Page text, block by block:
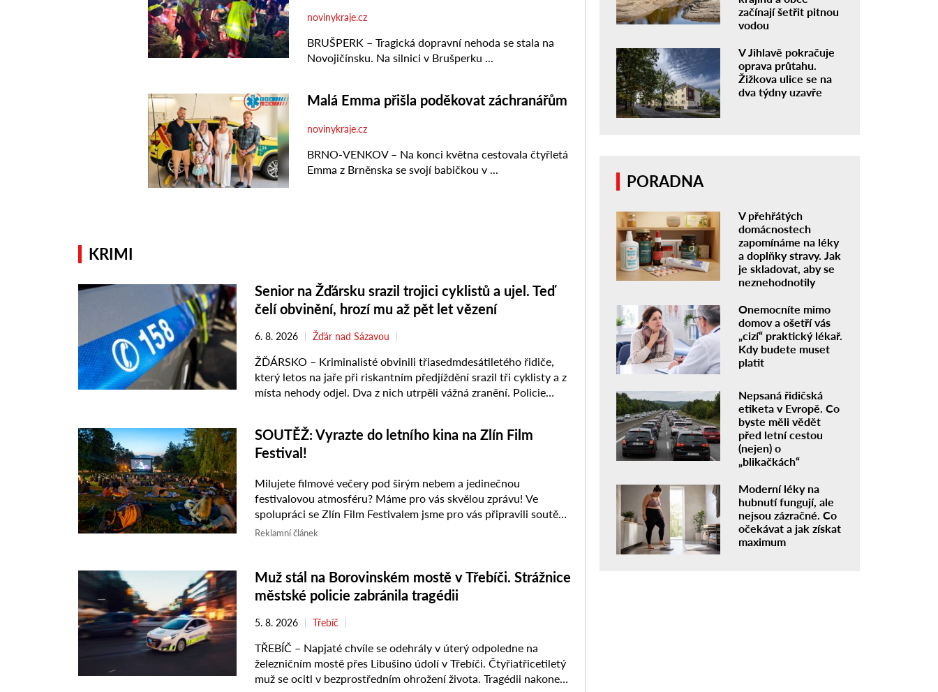
KRIMI
Senior na Žďársku srazil trojici cyklistů a ujel. Teď
čelí obvinění, hrozí mu až pět let vězení
6. 8. 2026 Žďár nad Sázavou
ŽĎÁRSKO – Kriminalisté obvinili třiasedmdesátiletého řidiče,
který letos na jaře při riskantním předjíždění srazil tři cyklisty a z
místa nehody odjel. Dva z nich utrpěli vážná zranění. Policie
SOUTĚŽ: Vyrazte do letního kina na Zlín Film
Festival!
Milujete filmové večery pod širým nebem a jedinečnou
festivalovou atmosféru? Máme pro vás skvělou zprávu! Ve
spolupráci se Zlín Film Festivalem jsme pro vás připravili soutěž
o vstupenky do oblíbeného ...
Reklamní článek
Muž stál na Borovinském mostě v Třebíči. Strážnice
městské policie zabránila tragédii
5. 8. 2026 Třebíč
TŘEBÍČ – Napjaté chvíle se odehrály v úterý odpoledne na
železničním mostě přes Libušino údolí v Třebíči. Čtyřiatřicetiletý
muž se ocitl v bezprostředním ohrožení života. Tragédii nakonec
začínají šetřit pitnou
vodou
V Jihlavě pokračuje
oprava průtahu.
Žižkova ulice se na
dva týdny uzavře
PORADNA
V přehřátých
domácnostech
zapomínáme na léky
a doplňky stravy. Jak
je skladovat, aby se
neznehodnotily
Onemocníte mimo
domov a ošetří vás
„cizí“ praktický lékař.
Kdy budete muset
platit
Nepsaná řidičská
etiketa v Evropě. Co
byste měli vědět
před letní cestou
(nejen) o
„blikačkách“
Moderní léky na
hubnutí fungují, ale
nejsou zázračné. Co
očekávat a jak získat
maximum